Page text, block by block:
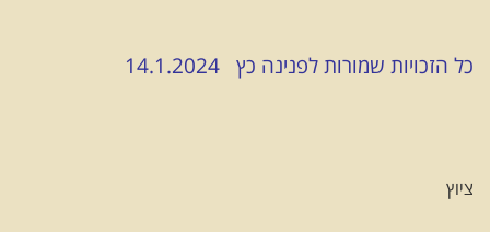
כל הזכויות שמורות לפנינה כץ 14.1.2024
ציוץ